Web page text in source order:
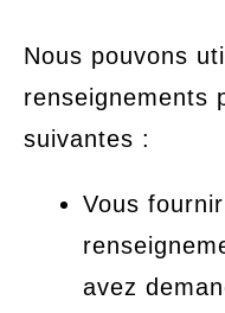
Nous pouvons
renseignements
suivantes :
Vous
avez